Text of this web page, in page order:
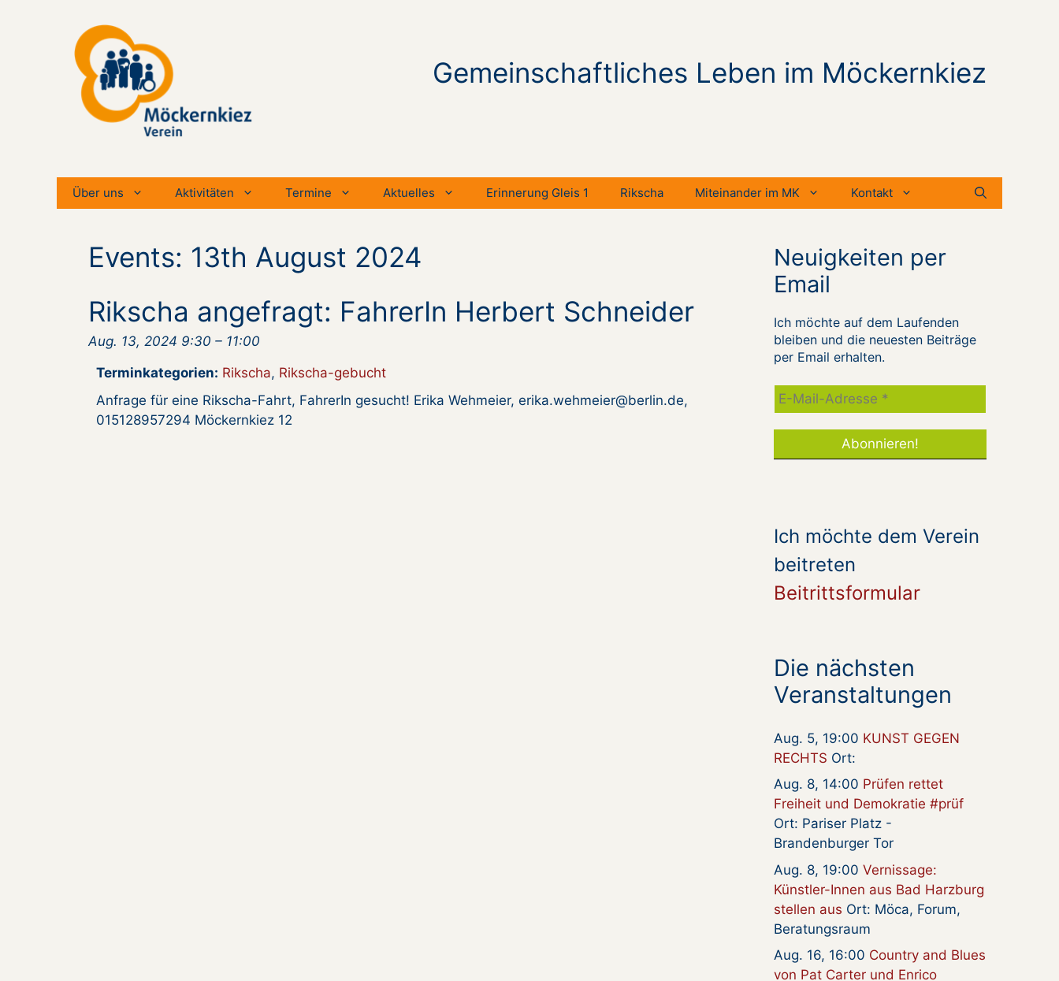
Gemeinschaftliches Leben im Möckernkiez
Über uns Aktivitäten Termine Aktuelles Erinnerung Gleis 1 Rikscha Miteinander im MK Kontakt
Events: 13th August 2024
Rikscha angefragt: FahrerIn Herbert Schneider
Aug. 13, 2024 9:30 – 11:00
Terminkategorien: Rikscha, Rikscha-gebucht
Anfrage für eine Rikscha-Fahrt, FahrerIn gesucht! Erika Wehmeier, erika.wehmeier@berlin.de,
015128957294 Möckernkiez 12
Neuigkeiten per
Email
Ich möchte auf dem Laufenden
bleiben und die neuesten Beiträge
per Email erhalten.
Ich möchte dem Verein
beitreten
Beitrittsformular
Die nächsten
Veranstaltungen
Aug. 5, 19:00 KUNST GEGEN
RECHTS Ort:
Aug. 8, 14:00 Prüfen rettet
Freiheit und Demokratie #prüf
Ort: Pariser Platz -
Brandenburger Tor
Aug. 8, 19:00 Vernissage:
Künstler-Innen aus Bad Harzburg
stellen aus Ort: Möca, Forum,
Beratungsraum
Aug. 16, 16:00 Country and Blues
von Pat Carter und Enrico